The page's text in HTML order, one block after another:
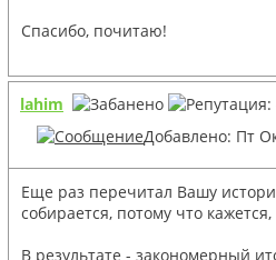
Спасибо, почитаю!
lahim
Добавлено: Пт
Еще раз перечитал Вашу
собирается, потому что
В результате - закономерный